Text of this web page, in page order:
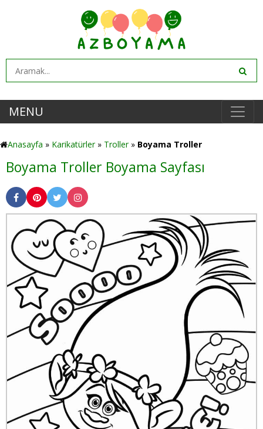
MENU
Anasayfa » Karikatürler» Troller» Boyama Troller
Boyama Troller Boyama Sayfası